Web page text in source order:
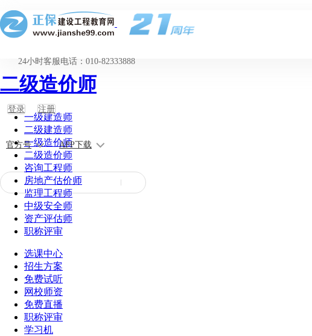
24小时客服电话：010-82333888
登录 注册
官方号 APP下载
二级造价师
一级建造师
二级建造师
一级造价师
二级造价师
咨询工程师
房地产估价师
监理工程师
中级安全师
资产评估师
职称评审
选课中心
招生方案
免费试听
网校师资
免费直播
职称评审
学习机